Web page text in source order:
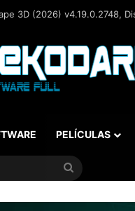
3D (2026) v4.19.0.2748,
PELÍCULAS
Buscar